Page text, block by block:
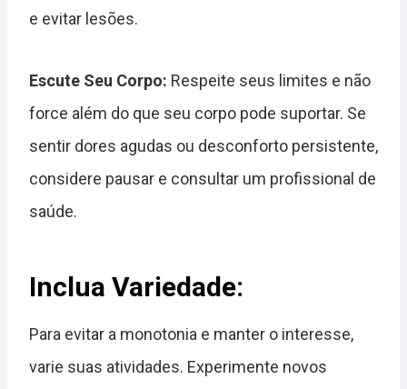
e evitar lesões.
Escute Seu Corpo: Respeite seus limites e não
force além do que seu corpo pode suportar. Se
sentir dores agudas ou desconforto persistente,
considere pausar e consultar um profissional de
saúde.
Inclua Variedade:
Para evitar a monotonia e manter o interesse,
varie suas atividades. Experimente novos